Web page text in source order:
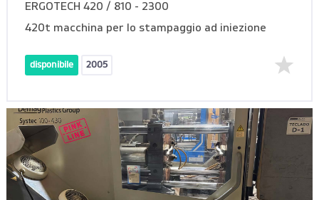
ERGOTECH 420 / 810 - 2300
420t macchina per lo stampaggio ad iniezione
disponibile 2005